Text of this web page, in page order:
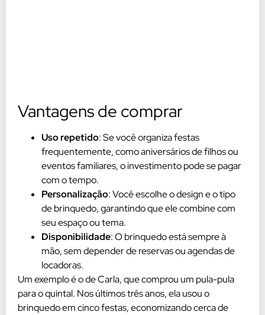
Vantagens de comprar
Uso repetido: Se você organiza festas
frequentemente, como aniversários de filhos ou
eventos familiares, o investimento pode se pagar
com o tempo.
Personalização: Você escolhe o design e o tipo
de brinquedo, garantindo que ele combine com
seu espaço ou tema.
Disponibilidade: O brinquedo está sempre à
mão, sem depender de reservas ou agendas de
locadoras.
Um exemplo é o de Carla, que comprou um pula-pula
para o quintal. Nos últimos três anos, ela usou o
brinquedo em cinco festas, economizando cerca de